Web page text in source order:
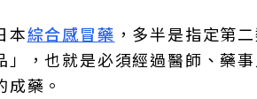
本綜合感冒藥 ，多半是指定第
，也就是必須經過醫師、藥
藥。